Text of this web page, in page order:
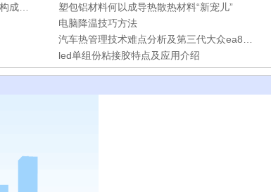
塑包铝材料何以成导热散热材料“新宠儿”
电脑降温技巧方法
led单组份粘接胶特点及应用介绍